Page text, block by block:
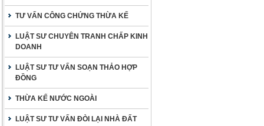
TƯ VẤN CÔNG CHỨNG THỪA KẾ
LUẬT SƯ CHUYÊN TRANH CHẤP KINH
DOANH
LUẬT SƯ TƯ VẤN SOẠN THẢO HỢP
ĐỒNG
THỪA KẾ NƯỚC NGOÀI
LUẬT SƯ TƯ VẤN ĐÒI LẠI NHÀ ĐẤT